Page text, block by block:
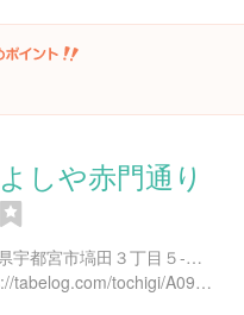
しや赤門通り
栃木県宇都宮市塙田３丁目５-２４
https://tabelog.com/tochigi/A0901/A090101/9007556/